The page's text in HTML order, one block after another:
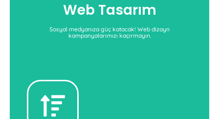
Web Tasarım
Sosyal medyanıza güç katacak! Web dizayn
kampanyalarımızı kaçırmayın.
Web Tasarım Hizmetleri